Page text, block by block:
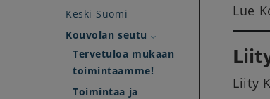
Keski-Suomi
Kouvolan seutu
Tervetuloa mukaan
toimintaamme!
Toimintaa ja
Lue
Liity